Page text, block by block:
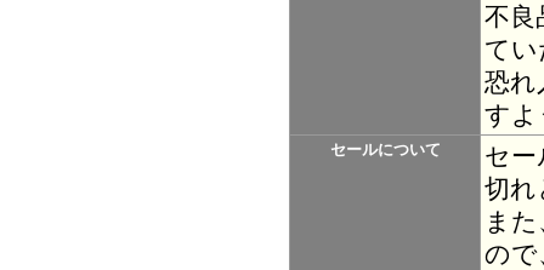
不良
て
恐れ
すよ
セールについて
セ
切れ
ま
ので